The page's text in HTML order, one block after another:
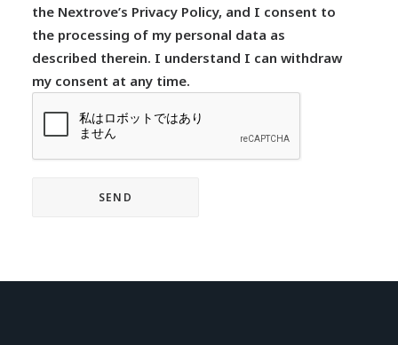
the Nextrove’s Privacy Policy, and I consent to
the processing of my personal data as
described therein. I understand I can withdraw
my consent at any time.